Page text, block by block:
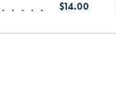
$14.00